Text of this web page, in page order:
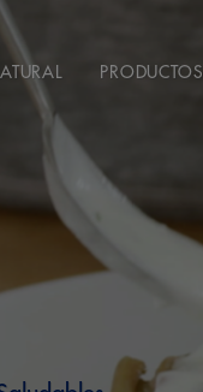
PRODUCTOS